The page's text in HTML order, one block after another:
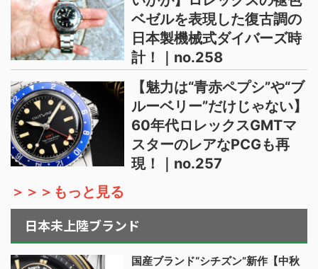
ベゼルを表現した復古調の
日本製機械式ダイバーズ時
計！｜no.258
【魅力は“青赤ペプシ”や“ブ
ルーベリー”だけじゃない】
60年代ロレックスGMTマ
スターのレアなPCGも再
現！｜no.257
＞＞＞もっと見る
日本未上陸ブランド
国産ブランド“シチズン”新作【中秋